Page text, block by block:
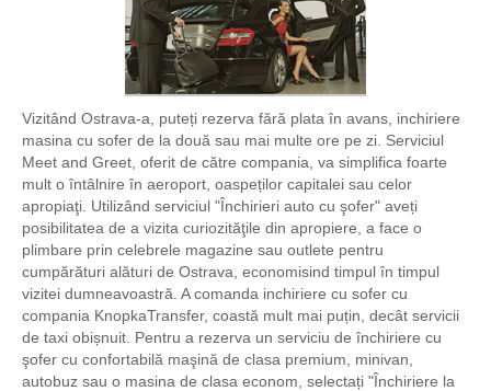
Vizitând Ostrava-a, puteți rezerva fără plata în avans, inchiriere
masina cu sofer de la două sau mai multe ore pe zi. Serviciul
Meet and Greet, oferit de către compania, va simplifica foarte
mult o întâlnire în aeroport, oaspeților capitalei sau celor
apropiaţi. Utilizând serviciul "Închirieri auto cu şofer" aveți
posibilitatea de a vizita curiozităţile din apropiere, a face o
plimbare prin celebrele magazine sau outlete pentru
cumpărături alături de Ostrava, economisind timpul în timpul
vizitei dumneavoastră. A comanda inchiriere cu sofer cu
compania KnopkaTransfer, coastă mult mai puțin, decât servicii
de taxi obișnuit. Pentru a rezerva un serviciu de închiriere cu
şofer cu confortabilă maşină de clasa premium, minivan,
autobuz sau o masina de clasa econom, selectați "Închiriere la